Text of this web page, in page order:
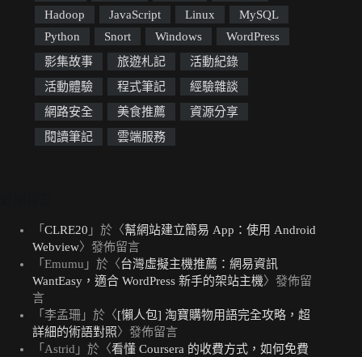
Hadoop
JavaScript Linux
MySQL
Python
Snort Windows
WordPress
影集故事
旅遊札記
活動紀錄
活動體驗
程式筆記
經驗雜談
網路安全
美食推薦
資源分享
閱讀筆記
雲端服務
「 CLRE20 」於〈幫網站建立簡易 App：使用 Android
Webview〉發佈留言
「 Emumu 」於〈台灣虛擬主機推薦：網易資訊
WantEasy，適合 WordPress 新手的架站主機〉發佈留
言
「 李孟珊 」於〈[懶人包] 淘寶購物用語完全攻略，超
詳細的術語對照〉發佈留言
「 Astrid 」於〈看懂 Coursera 的收費方式，如何免費